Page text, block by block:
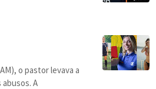
o pastor levava a
A